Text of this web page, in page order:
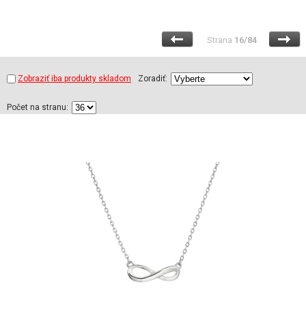
Strana 16/84
Zobraziť iba produkty skladom Zoradiť:
Počet na stranu: